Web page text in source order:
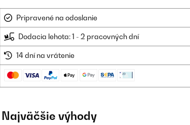
Pripravené na odoslanie
Dodacia lehota: 1 - 2 pracovných dní
14 dní na vrátenie
Najväčšie výhody